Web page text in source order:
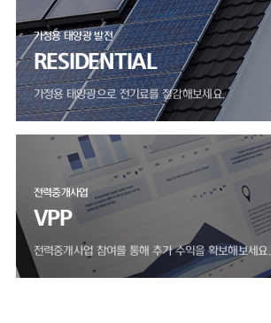
가정용 태양광 발전
RESIDENTIAL
가정용 태양광으로 전기료를 절감해보세요.
전력중개사업
VPP
전력중개사업 참여를 통해 추가 수익을 확보해보세요.